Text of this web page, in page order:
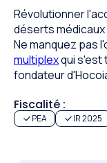
Fiscalité :
PEA IR 2025
Révolutionner
déserts médicaux
Ne manquez pas
multiplexqui s'est
fondateur